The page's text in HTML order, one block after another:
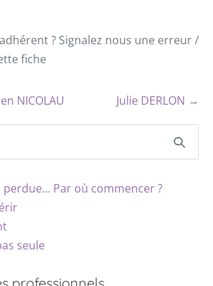
? Signalez nous une erreur /
fiche
NICOLAU Julie DERLON →
perdue… Par où commencer ?
seule